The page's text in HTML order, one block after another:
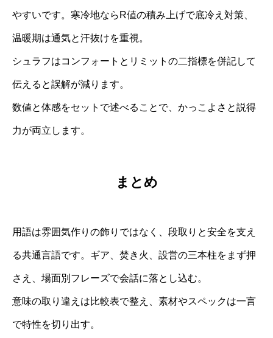
やすいです。寒冷地ならR値の積み上げで底冷え対策、
温暖期は通気と汗抜けを重視。
シュラフはコンフォートとリミットの二指標を併記して
伝えると誤解が減ります。
数値と体感をセットで述べることで、かっこよさと説得
力が両立します。
まとめ
用語は雰囲気作りの飾りではなく、段取りと安全を支え
る共通言語です。ギア、焚き火、設営の三本柱をまず押
さえ、場面別フレーズで会話に落とし込む。
意味の取り違えは比較表で整え、素材やスペックは一言
で特性を切り出す。